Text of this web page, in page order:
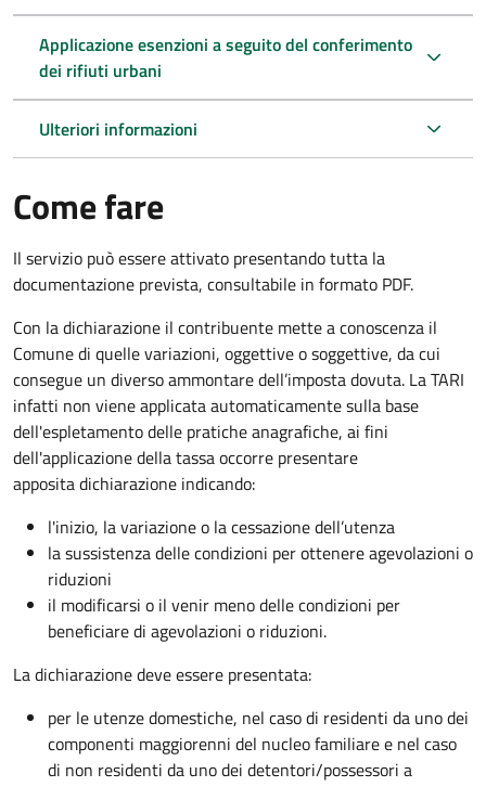
Applicazione esenzioni a seguito del conferimento
dei rifiuti urbani
Ulteriori informazioni
Come fare
Il servizio può essere attivato presentando tutta la
documentazione prevista, consultabile in formato PDF.
Con la dichiarazione il contribuente mette a conoscenza il
Comune di quelle variazioni, oggettive o soggettive, da cui
consegue un diverso ammontare dell’imposta dovuta. La TARI
infatti non viene applicata automaticamente sulla base
dell'espletamento delle pratiche anagrafiche, ai fini
dell'applicazione della tassa occorre presentare
apposita dichiarazione indicando:
l'inizio, la variazione o la cessazione dell’utenza
la sussistenza delle condizioni per ottenere agevolazioni o
riduzioni
il modificarsi o il venir meno delle condizioni per
beneficiare di agevolazioni o riduzioni.
La dichiarazione deve essere presentata:
per le utenze domestiche, nel caso di residenti da uno dei
componenti maggiorenni del nucleo familiare e nel caso
di non residenti da uno dei detentori/possessori a